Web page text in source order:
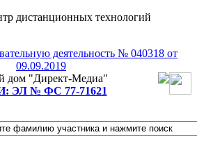
дистанционных технологий
деятельность № 040318 от
09.09.2019
дом "Директ-Медиа"
ЭЛ № ФС 77-71621